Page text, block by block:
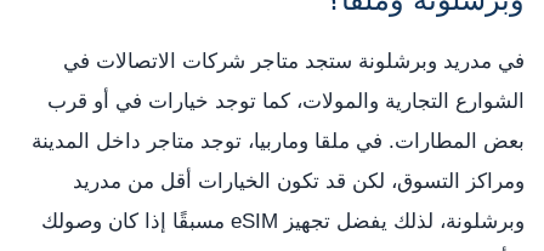
في مدريد وبرشلونة ستجد متاجر شركات الاتصالات في
الشوارع التجارية والمولات، كما توجد خيارات في أو قرب
بعض المطارات. في ملقا وماربيا، توجد متاجر داخل المدينة
ومراكز التسوق، لكن قد تكون الخيارات أقل من مدريد
وبرشلونة، لذلك يفضل تجهيز eSIM مسبقًا إذا كان وصولك